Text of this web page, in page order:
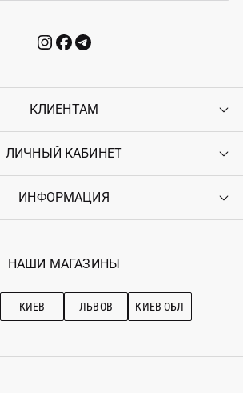
КЛИЕНТАМ
Контакты
Возврат
Гарантия
ЛИЧНЫЙ КАБИНЕТ
Войти
Ostriv Club+
ИНФОРМАЦИЯ
Наши магазини
Рекомендации по уходу
НАШИ МАГАЗИНЫ
КИЕВ ЛЬВОВ КИЕВ ОБЛ